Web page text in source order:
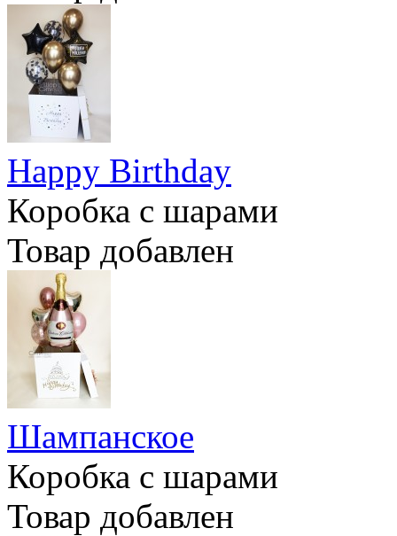
Happy Birthday
Коробка с шарами
Товар добавлен
Шампанское
Коробка с шарами
Товар добавлен